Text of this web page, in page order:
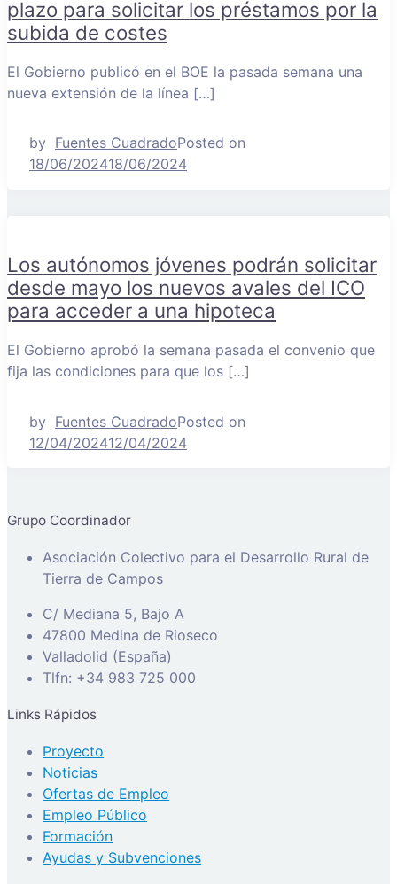
plazo para solicitar los préstamos por la
subida de costes
El Gobierno publicó en el BOE la pasada semana una
nueva extensión de la línea […]
by Fuentes CuadradoPosted on
18/06/202418/06/2024
Los autónomos jóvenes podrán solicitar
desde mayo los nuevos avales del ICO
para acceder a una hipoteca
El Gobierno aprobó la semana pasada el convenio que
fija las condiciones para que los […]
by Fuentes CuadradoPosted on
12/04/202412/04/2024
Grupo Coordinador
Asociación Colectivo para el Desarrollo Rural de
Tierra de Campos
C/ Mediana 5, Bajo A
47800 Medina de Rioseco
Valladolid (España)
Tlfn: +34 983 725 000
Links Rápidos
Proyecto
Noticias
Ofertas de Empleo
Empleo Público
Formación
Ayudas y Subvenciones